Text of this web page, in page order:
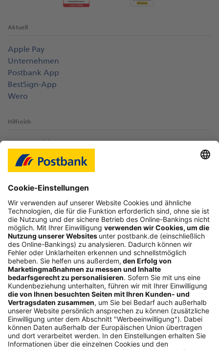
Aktuell
Apple Pay
Unternehmen
Postbank App
BestSign-App
Wero
Hilfreich
Login-Probleme
Karte sperren
Kontakt
myBHW
Interessant
Freundschaftswerbung
Schufa-Auskunft
Soziales Engagement
Nachhaltigkeit
ETF-Sparplanrechner
Beliebt
Umzugskredit
Gemeinschaftskonto